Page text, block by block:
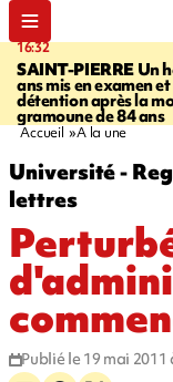
16:32
SAINT-PIERREUn
ans mis en examen
détention après la
gramoune de 84 ans
Accueil A la une
Université -
lettres
Publié le 19 mai 2011